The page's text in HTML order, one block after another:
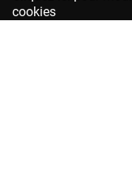
cookies